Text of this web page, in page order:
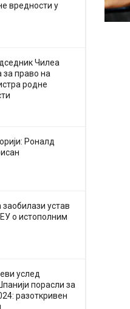
вредности у
Чилеа
за право на
родне
Роналд
устав
о истополним
услед
порасли за
разоткривен